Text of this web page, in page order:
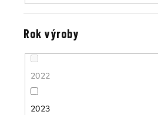
Rok výroby
2022
2023